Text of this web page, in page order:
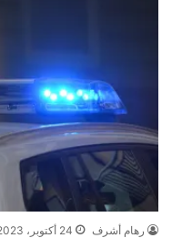
رهام أشرف 24 أكتوبر، 2023